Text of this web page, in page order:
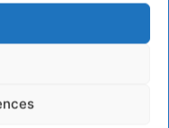
(2020-2026)